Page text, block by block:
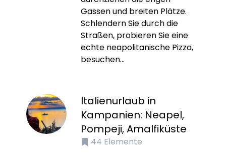
Gassen und breiten Plätze.
Schlendern Sie durch die
Straßen, probieren Sie eine
echte neapolitanische Pizza,
besuchen...
Italienurlaub in
Kampanien: Neapel,
Pompeji, Amalfiküste
44 Elemente